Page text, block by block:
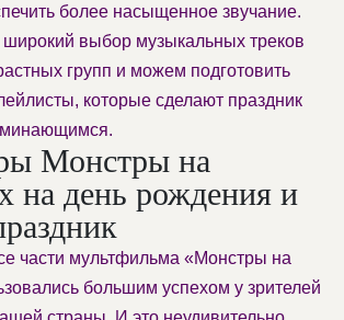
более насыщенное звучание.
выбор музыкальных треков
групп и можем подготовить
которые сделают праздник
Монстры на
на день рождения и
части мультфильма «Монстры на
большим успехом у зрителей